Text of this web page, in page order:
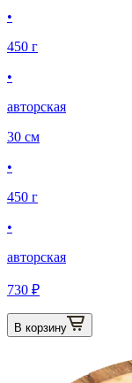
•
450 г
•
авторская
30 см
•
450 г
•
авторская
730 ₽
В корзину